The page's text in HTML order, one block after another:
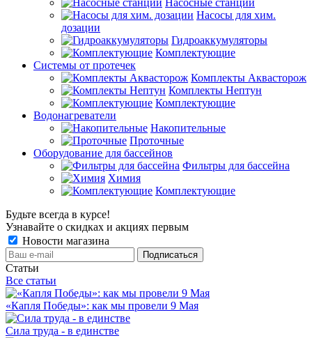
Насосные станции
Насосы для хим.
дозации
Гидроаккумуляторы
Комплектующие
Системы от протечек
Комплекты Аквасторож
Комплекты Нептун
Комплектующие
Водонагреватели
Накопительные
Проточные
Оборудование для бассейнов
Фильтры для бассейна
Химия
Комплектующие
Будьте всегда в курсе!
Узнавайте о скидках и акциях первым
Новости магазина
Статьи
Все статьи
«Капля Победы»: как мы провели 9 Мая
Сила труда - в единстве